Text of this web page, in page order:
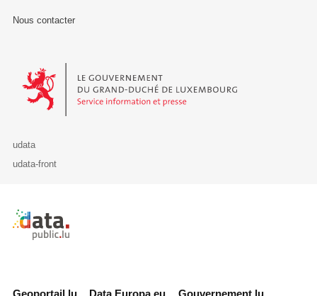
Nous contacter
Le Gouvernement du Grand-Duché de Luxembourg - Service
udata
udata-front
Retour à l'accueil de data.public.lu